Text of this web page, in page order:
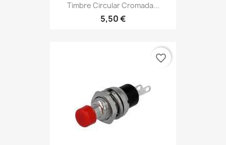
Timbre Circular Cromada...
5,50 €
favorite_border